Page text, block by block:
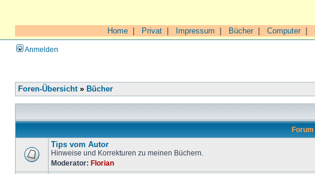
Home Privat Impressum Bücher| Computer|
Anmelden
Foren-Übersicht» Bücher
Forum
Tips vom Autor
Hinweise und Korrekturen zu meinen Büchern.
Moderator: Florian